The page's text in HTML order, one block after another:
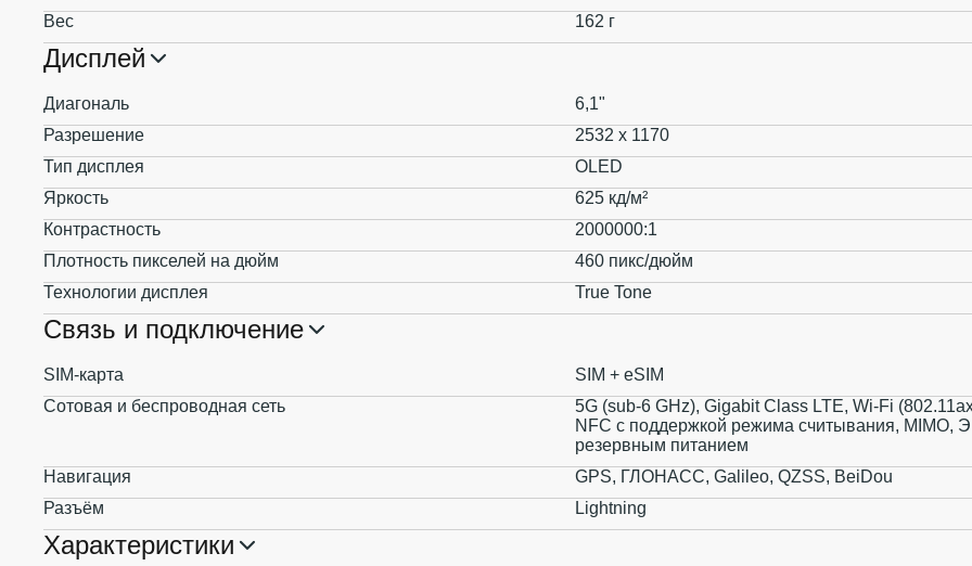
Вес
162 г
Дисплей
Диагональ
6,1"
Разрешение
2532 x 1170
Тип дисплея
OLED
Яркость
625 кд/м²
Контрастность
2000000:1
Плотность пикселей на дюйм
460 пикс/дюйм
Технологии дисплея
True Tone
Связь и подключение
SIM-карта
SIM + eSIM
Сотовая и беспроводная сеть
5G (sub‑6 GHz), Gigabit Class LTE, Wi-Fi
NFC с поддержкой режима считывания, MIMO,
резервным питанием
Навигация
GPS, ГЛОНАСС, Galileo, QZSS, BeiDou
Разъём
Lightning
Характеристики